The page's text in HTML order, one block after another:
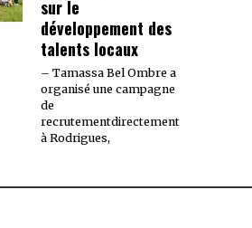
sur le
développement des
talents locaux
– Tamassa Bel Ombre a
organisé une campagne
de
recrutementdirectement
à Rodrigues,